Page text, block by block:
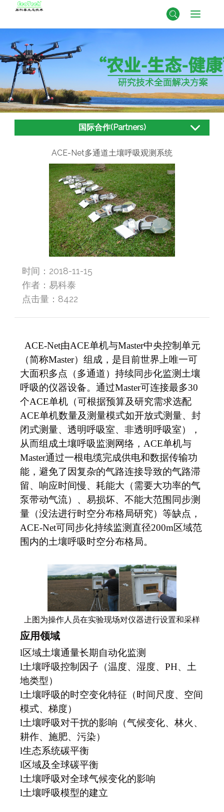
国际合作(Partners)
ACE-Net多通道土壤呼吸观测系统
时间：2018-11-15
作者：易科泰
点击量： 8422
ACE-Net由ACE单机与Master中央控制单元
（简称Master）组成，是目前世界上唯一可
大面积多点（多通道）持续同步化监测土壤
呼吸的仪器设备。通过Master可连接最多30
个ACE单机（可根据预算及研究需求选配
ACE单机数量及测量模式如开放式测量、封
闭式测量、透明呼吸室、非透明呼吸室），
从而组成土壤呼吸监测网络，ACE单机与
Master通过一根电缆完成供电和数据传输功
能，避免了因复杂的气路连接导致的气路滞
留、响应时间慢、耗能大（需要大功率的气
泵带动气流）、易损坏、不能大范围同步测
量（没法进行时空分布格局研究）等缺点，
ACE-Net可同步化持续监测直径200m区域范
围内的土壤呼吸时空分布格局。
上图为操作人员在实验现场对仪器进行设置和采样
应用领域
l区域土壤通量长期自动化监测
l土壤呼吸控制因子（温度、湿度、PH、土
地类型）
l土壤呼吸的时空变化特征（时间尺度、空间
模式、梯度）
l土壤呼吸对干扰的影响（气候变化、林火、
耕作、施肥、污染）
l生态系统碳平衡
l区域及全球碳平衡
l土壤呼吸对全球气候变化的影响
l土壤呼吸模型的建立